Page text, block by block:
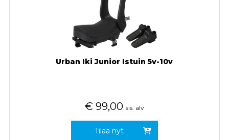
Urban Iki Junior Istuin 5v-10v
€ 99,00 sis. alv
Tilaa nyt